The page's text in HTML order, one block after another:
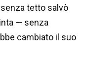
tetto salvò
— senza
cambiato il suo